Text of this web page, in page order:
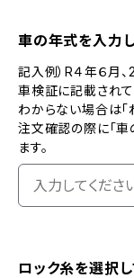
車の年式を入力
記入例）R４年６月
車検証に記載されて
わからない場合は「
注文確認の際に「
ます。
ロック糸を選択し